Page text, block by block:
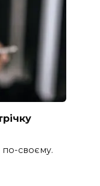
своєму.